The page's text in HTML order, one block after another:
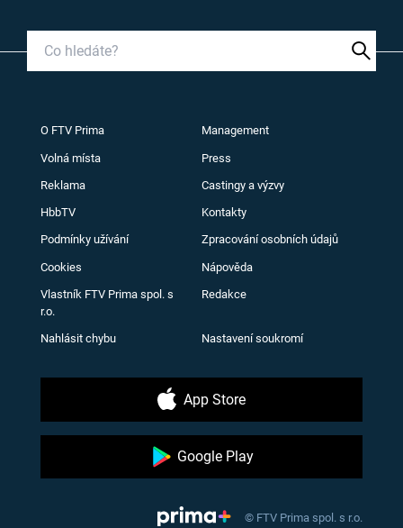
O FTV Prima Management
Volná místa Press
Reklama Castingy a výzvy
HbbTV Kontakty
Podmínky užívání Zpracování osobních údajů
Cookies Nápověda
Vlastník FTV Prima spol. s
r.o.
Redakce
Nahlásit chybu Nastavení soukromí
App Store
Google Play
© FTV Prima spol. s r.o.